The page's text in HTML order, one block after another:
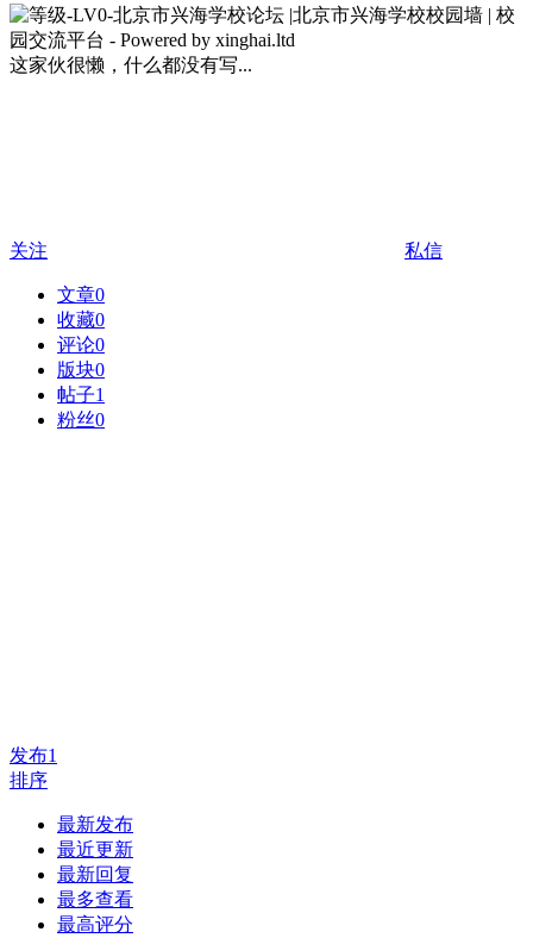
这家伙很懒，什么都没有写...
关注 私信
文章0
收藏0
评论0
版块0
帖子1
粉丝0
发布1
排序
最新发布
最近更新
最新回复
最多查看
最高评分